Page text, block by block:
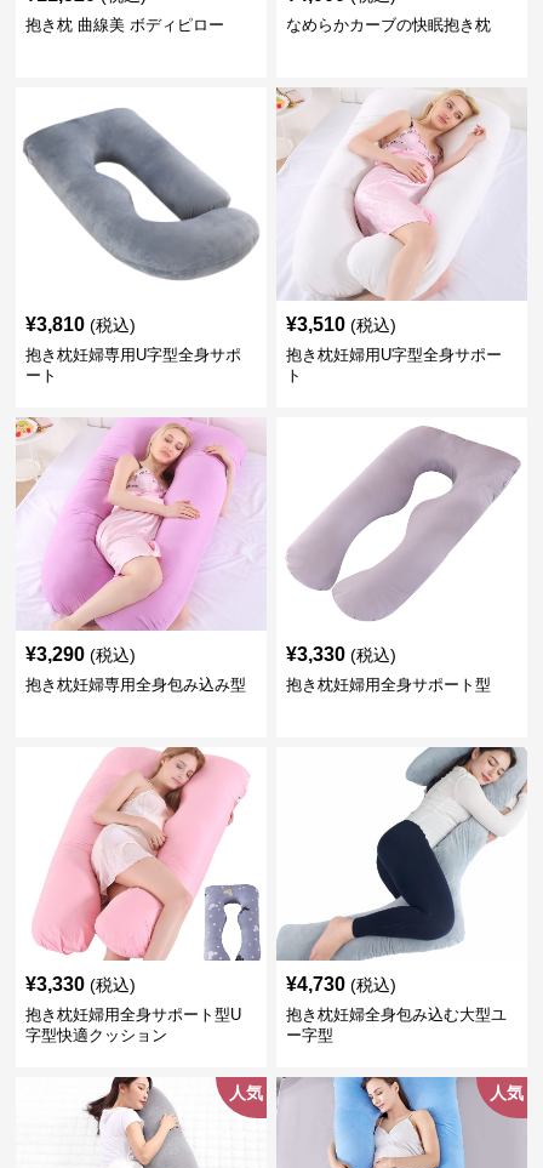
抱き枕 曲線美 ボディピロー なめらかカーブの快眠抱き枕
¥3,810 (税込)
抱き枕妊婦専用U字型全身サポ
ート
¥3,510 (税込)
抱き枕妊婦用U字型全身サポー
ト
¥3,290 (税込)
抱き枕妊婦専用全身包み込み型
¥3,330 (税込)
抱き枕妊婦用全身サポート型
¥3,330 (税込)
抱き枕妊婦用全身サポート型U
字型快適クッション
¥4,730 (税込)
抱き枕妊婦全身包み込む大型ユ
ー字型
人気 人気